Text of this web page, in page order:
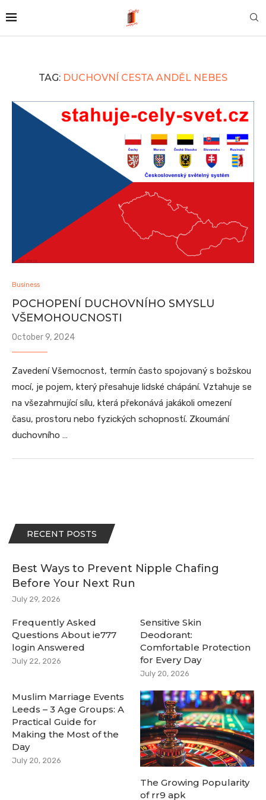
TAG: DUCHOVNÍ CESTA ANDĚL NEBES
Business
POCHOPENÍ DUCHOVNÍHO SMYSLU
VŠEMOHOUCNOSTI
October 9, 2024
Zavedení Všemocnost, termín často spojovaný s božskou
mocí, je pojem, který přesahuje lidské chápání. Vztahuje se
na všezahrnující sílu, která překonává jakákoli omezení
času, prostoru nebo fyzických schopností. Zkoumání
duchovního …
RECENT POSTS
Best Ways to Prevent Nipple Chafing
Before Your Next Run
July 29, 2026
Frequently Asked
Questions About ie777
login Answered
July 22, 2026
Sensitive Skin
Deodorant:
Comfortable Protection
for Every Day
July 20, 2026
Muslim Marriage Events
Leeds – 3 Age Groups: A
Practical Guide for
Making the Most of the
Day
July 20, 2026
The Growing Popularity
of rr9 apk